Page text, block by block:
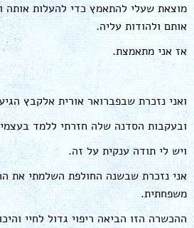
מוצאת שעלי להתאמץ כדי להעלות אותה
אותם ולהודות עליה.
אז אני מתאמצת.
ואני נזכרת שבפברואר אורית אלקבץ
ובעקבות הסדנה שלה חזרתי ללמד
ויש לי תודה ענקית על זה.
אני נזכרת שבשנה החולפת השלמתי את
משפחתית.
ההכשרה הזו הביאה ריפוי גדול לחיי